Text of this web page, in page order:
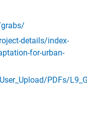
details/index-
for-urban-
PDFs/